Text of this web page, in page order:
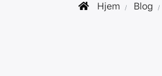
Hjem Blog